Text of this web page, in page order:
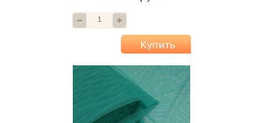
Купить